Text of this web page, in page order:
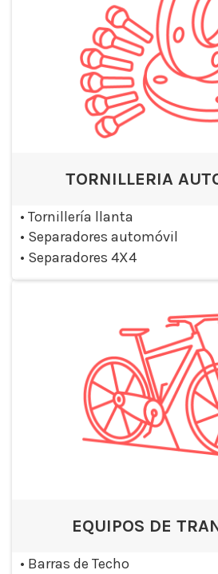
TORNILLERIA
• Tornillería llanta
• Separadores automóvil
• Separadores 4X4
EQUIPOS DE
• Barras de Techo